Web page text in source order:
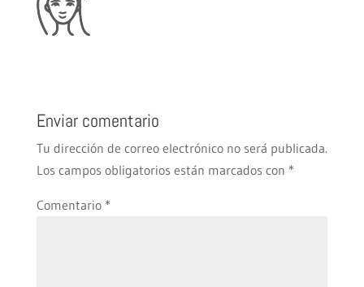
Enviar comentario
Tu dirección de correo electrónico no será publicada.
Los campos obligatorios están marcados con *
Comentario *